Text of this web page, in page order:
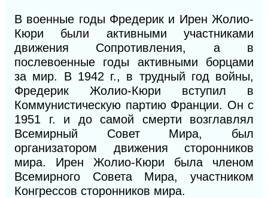
В военные годы Фредерик и Ирен Жолио-
Кюри были активными участниками
движения Сопротивления, а в
послевоенные годы активными борцами
за мир. В 1942 г., в трудный год войны,
Фредерик Жолио-Кюри вступил в
Коммунистическую партию Франции. Он с
1951 г. и до самой смерти возглавлял
Всемирный Совет Мира, был
организатором движения сторонников
мира. Ирен Жолио-Кюри была членом
Всемирного Совета Мира, участником
Конгрессов сторонников мира.